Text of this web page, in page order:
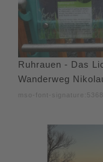
Ruhrauen - Das
Wanderweg
mso-font-